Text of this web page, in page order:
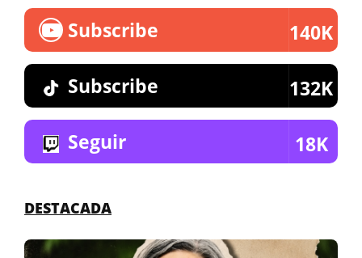
Subscribe 140K
Subscribe 132K
Seguir 18K
DESTACADA